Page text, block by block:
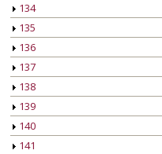
134
135
136
137
138
139
140
141